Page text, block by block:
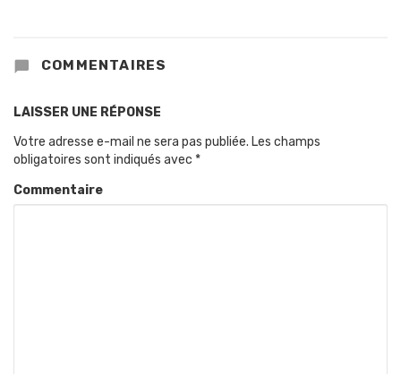
COMMENTAIRES
LAISSER UNE RÉPONSE
Votre adresse e-mail ne sera pas publiée. Les champs
obligatoires sont indiqués avec *
Commentaire